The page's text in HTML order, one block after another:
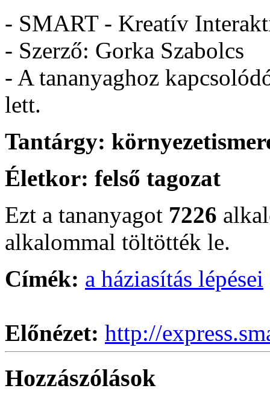
- SMART - Kreatív
- Szerző: Gorka Szabolcs
- A tananyaghoz
lett.
Tantárgy:
Életkor: felső tagozat
Ezt a tananyagot 7226
alkalommal töltötték le.
Címék: a háziasítás lépései
Előnézet: http://
Hozzászólások